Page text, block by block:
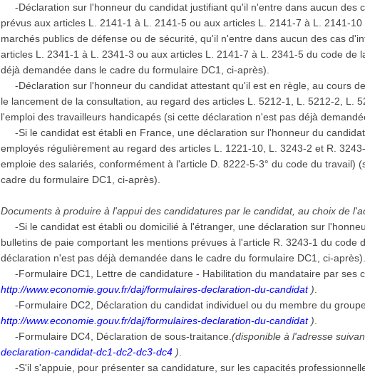
-Déclaration sur l'honneur du candidat justifiant qu'il n'entre dans aucun des
prévus aux articles L. 2141-1 à L. 2141-5 ou aux articles L. 2141-7 à L. 2141-
marchés publics de défense ou de sécurité, qu'il n'entre dans aucun des cas
articles L. 2341-1 à L. 2341-3 ou aux articles L. 2141-7 à L. 2341-5 du code de
déjà demandée dans le cadre du formulaire DC1, ci-après).
-Déclaration sur l'honneur du candidat attestant qu'il est en règle, au cours
le lancement de la consultation, au regard des articles L. 5212-1, L. 5212-2, L.
l'emploi des travailleurs handicapés (si cette déclaration n'est pas déjà
-Si le candidat est établi en France, une déclaration sur l'honneur du
employés régulièrement au regard des articles L. 1221-10, L. 3243-2 et R.
emploie des salariés, conformément à l'article D. 8222-5-3° du code du travail)
cadre du formulaire DC1, ci-après).
Documents à produire à l'appui des candidatures par le candidat, au choix de
-Si le candidat est établi ou domicilié à l'étranger, une déclaration sur
bulletins de paie comportant les mentions prévues à l'article R. 3243-1 du code
déclaration n'est pas déjà demandée dans le cadre du formulaire DC1, ci-après).
-Formulaire DC1, Lettre de candidature - Habilitation du mandataire par ses
http://www.economie.gouv.fr/daj/formulaires-declaration-du-candidat)
-Formulaire DC2, Déclaration du candidat individuel ou du membre du
http://www.economie.gouv.fr/daj/formulaires-declaration-du-candidat)
-Formulaire DC4, Déclaration de sous-traitance.(disponible à l'adresse
declaration-candidat-dc1-dc2-dc3-dc4 )
-S'il s'appuie, pour présenter sa candidature, sur les capacités